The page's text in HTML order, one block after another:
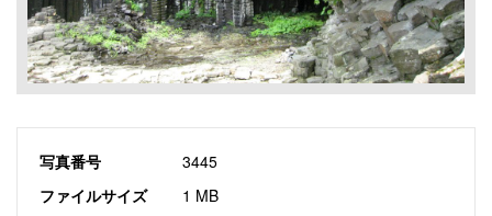
写真番号
3445
ファイルサイズ
1 MB